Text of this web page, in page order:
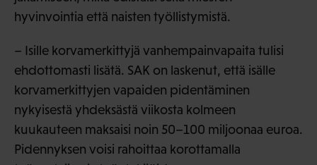
hyvinvointia että naisten työllistymistä.
– Isille korvamerkittyjä vanhempainvapaita tulisi
ehdottomasti lisätä. SAK on laskenut, että isälle
korvamerkittyjen vapaiden pidentäminen
nykyisestä yhdeksästä viikosta kolmeen
kuukauteen maksaisi noin 50–100 miljoonaa euroa.
Pidennyksen voisi rahoittaa korottamalla